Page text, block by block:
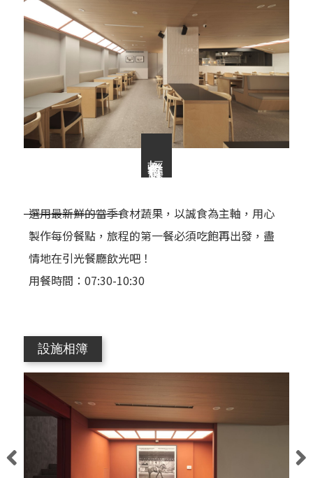
選用最新鮮的當季食材蔬果，以誠食為主軸，用心
製作每份餐點，旅程的第一餐必須吃飽再出發，盡
情地在引光餐廳飲光吧！
用餐時間：07:30-10:30
設施相簿